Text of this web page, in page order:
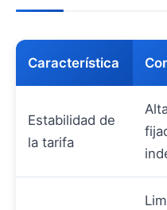
Característica
Estabilidad de
la tarifa